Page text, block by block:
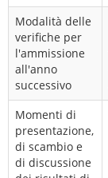
Modalità delle
verifiche per
l'ammissione
all'anno
successivo
Momenti di
presentazione,
di scambio e
di discussione